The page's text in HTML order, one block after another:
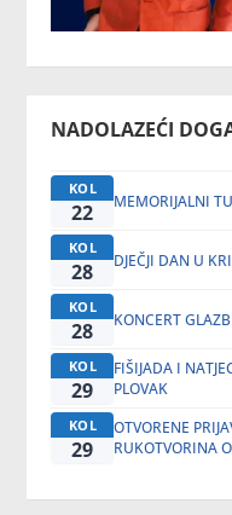
NADOLAZEĆI
KOL
22 MEMORIJALNI
KOL
28 DJEČJI DAN U
KOL
28 KONCERT
KOL
29
FIŠIJADA I
PLOVAK
KOL
29
OTVORENE
RUKOTVORINA